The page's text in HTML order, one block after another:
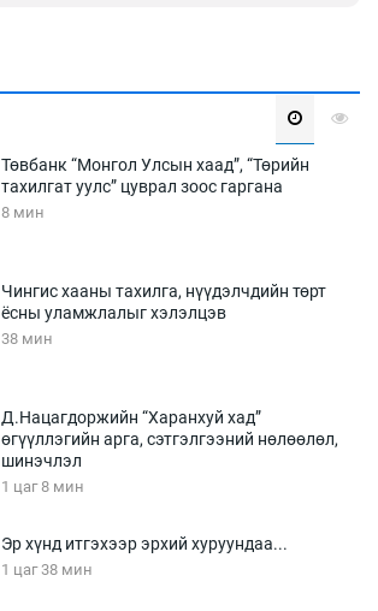
Төвбанк “Монгол Улсын хаад”, “Төрийн
тахилгат уулс” цуврал зоос гаргана
8 мин
Чингис хааны тахилга, нүүдэлчдийн төрт
ёсны уламжлалыг хэлэлцэв
38 мин
Д.Нацагдоржийн “Харанхуй хад”
өгүүллэгийн арга, сэтгэлгээний нөлөөлөл,
шинэчлэл
1 цаг 8 мин
Эр хүнд итгэхээр эрхий хуруундаа...
1 цаг 38 мин